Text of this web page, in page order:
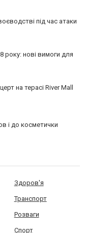
під час атаки
року: нові вимоги для
на терасі River Mall
і до косметички
Здоров'я
Транспорт
Розваги
Спорт